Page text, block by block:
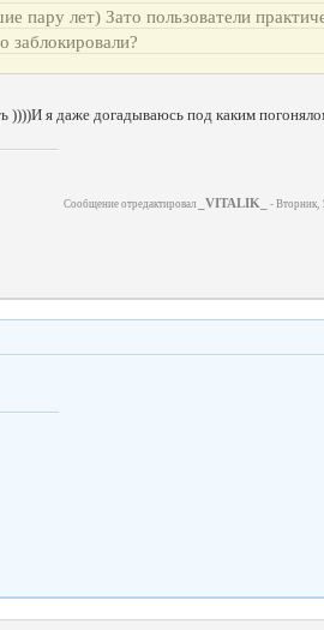
пару лет) Зато пользователи
заблокировали?
))))И я даже догадываюсь под каким
Сообщение отредактировал _VITALIK_ - Вторник,